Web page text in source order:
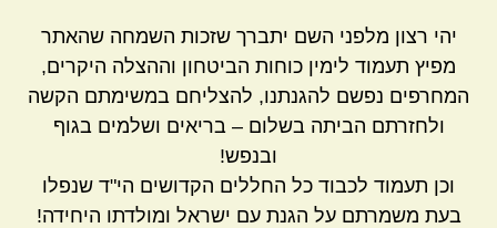
יהי רצון מלפני השם יתברך שזכות השמחה שהאתר
מפיץ תעמוד לימין כוחות הביטחון וההצלה היקרים,
המחרפים נפשם להגנתנו, להצליחם במשימתם הקשה
ולחזרתם הביתה בשלום – בריאים ושלמים בגוף
ובנפש!
וכן תעמוד לכבוד כל החללים הקדושים הי"ד שנפלו
בעת משמרתם על הגנת עם ישראל ומולדתו היחידה!